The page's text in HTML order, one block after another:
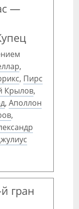
—
,
, Пирс
Крылов,
, Аполлон
,
гран